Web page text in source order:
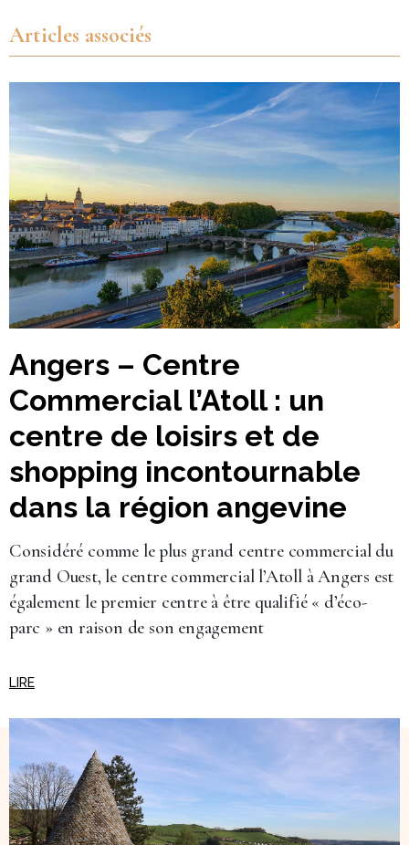
Articles associés
Angers – Centre
Commercial l’Atoll : un
centre de loisirs et de
shopping incontournable
dans la région angevine
Considéré comme le plus grand centre commercial du
grand Ouest, le centre commercial l’Atoll à Angers est
également le premier centre à être qualifié « d’éco-
parc » en raison de son engagement